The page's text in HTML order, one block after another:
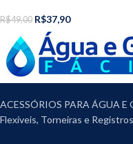
R$49,00 R$37,90
ACESSÓRIOS PARA ÁGUA E
Flexíveis, Torneiras e Registros